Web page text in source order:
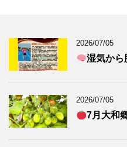
2026/07/05
湿気から
2026/07/05
7月大和